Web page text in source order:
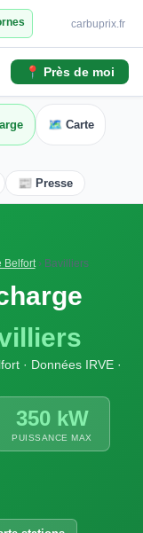
carbuprix.fr
📍 Près de moi
🗺️ Carte
📰 Presse
Belfort› Bavilliers
· Données IRVE ·
350 kW
PUISSANCE MAX